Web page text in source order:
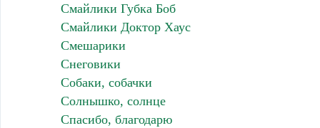
Смайлики Губка Боб
Смайлики Доктор Хаус
Смешарики
Снеговики
Собаки, собачки
Солнышко, солнце
Спасибо, благодарю